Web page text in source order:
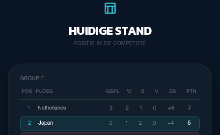
table_chart
HUIDIGE STAND
POSITIE IN DE COMPETITIE
GROUP F
POS PLOEG GSPL W G V DS PTN
1 Netherlands 3 2 1 0 +6 7
2 Japan 3 1 2 0 +4 5